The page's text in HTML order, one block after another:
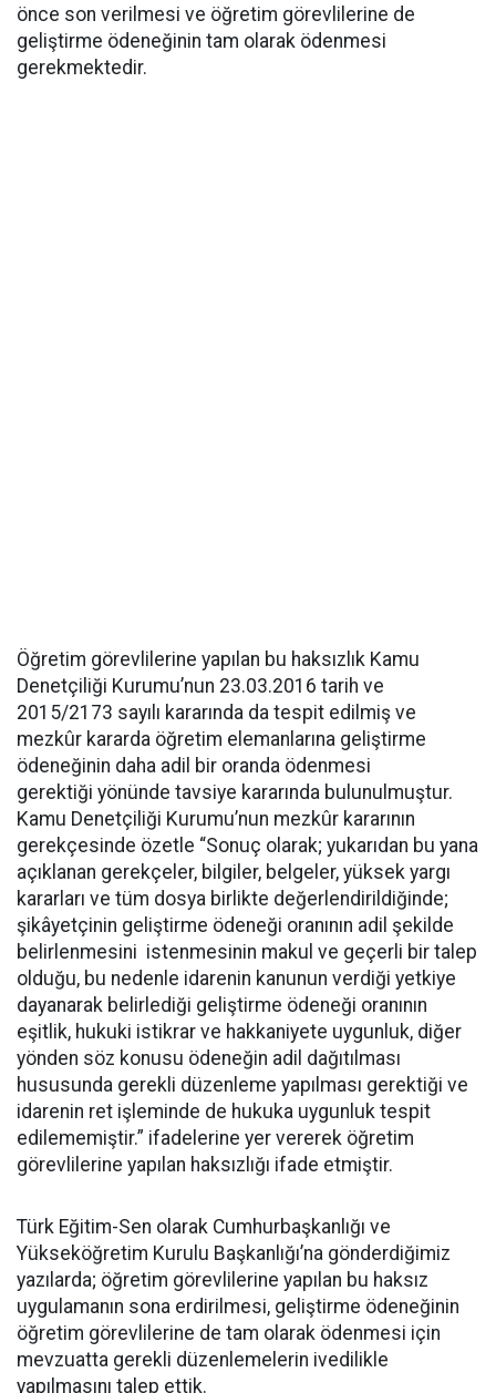
önce son verilmesi ve öğretim görevlilerine de
geliştirme ödeneğinin tam olarak ödenmesi
gerekmektedir.
Öğretim görevlilerine yapılan bu haksızlık Kamu
Denetçiliği Kurumu’nun 23.03.2016 tarih ve
2015/2173 sayılı kararında da tespit edilmiş ve
mezkûr kararda öğretim elemanlarına geliştirme
ödeneğinin daha adil bir oranda ödenmesi
gerektiği yönünde tavsiye kararında bulunulmuştur.
Kamu Denetçiliği Kurumu’nun mezkûr kararının
gerekçesinde özetle “Sonuç olarak; yukarıdan bu yana
açıklanan gerekçeler, bilgiler, belgeler, yüksek yargı
kararları ve tüm dosya birlikte değerlendirildiğinde;
şikâyetçinin geliştirme ödeneği oranının adil şekilde
belirlenmesini istenmesinin makul ve geçerli bir talep
olduğu, bu nedenle idarenin kanunun verdiği yetkiye
dayanarak belirlediği geliştirme ödeneği oranının
eşitlik, hukuki istikrar ve hakkaniyete uygunluk, diğer
yönden söz konusu ödeneğin adil dağıtılması
hususunda gerekli düzenleme yapılması gerektiği ve
idarenin ret işleminde de hukuka uygunluk tespit
edilememiştir.” ifadelerine yer vererek öğretim
görevlilerine yapılan haksızlığı ifade etmiştir.
Türk Eğitim-Sen olarak Cumhurbaşkanlığı ve
Yükseköğretim Kurulu Başkanlığı’na gönderdiğimiz
yazılarda; öğretim görevlilerine yapılan bu haksız
uygulamanın sona erdirilmesi, geliştirme ödeneğinin
öğretim görevlilerine de tam olarak ödenmesi için
mevzuatta gerekli düzenlemelerin ivedilikle
yapılmasını talep ettik.